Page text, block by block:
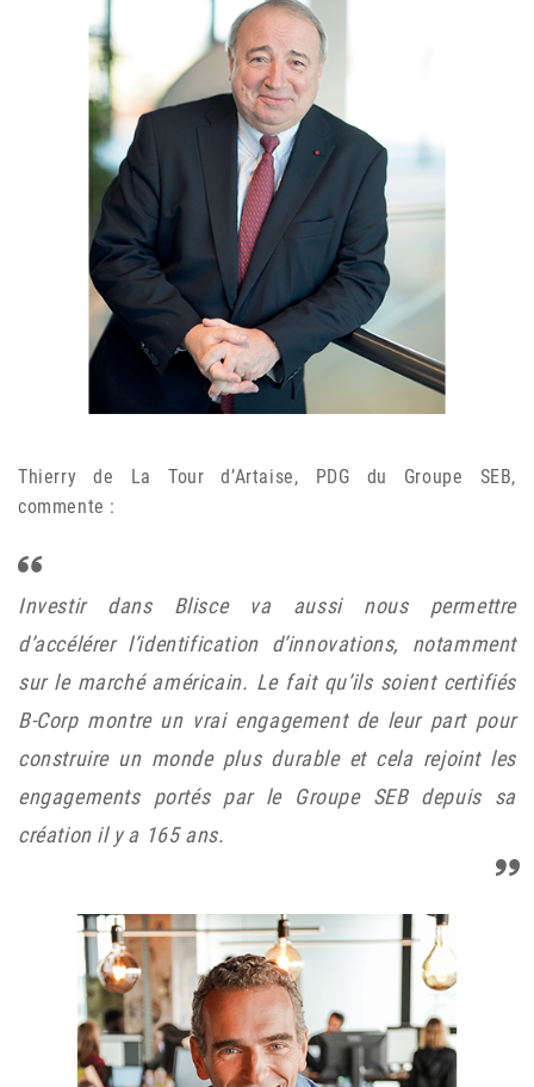
Thierry de La Tour d’Artaise, PDG du Groupe SEB,
commente :
Investir dans Blisce va aussi nous permettre
d’accélérer l’identification d’innovations, notamment
sur le marché américain. Le fait qu’ils soient certifiés
B-Corp montre un vrai engagement de leur part pour
construire un monde plus durable et cela rejoint les
engagements portés par le Groupe SEB depuis sa
création il y a 165 ans.